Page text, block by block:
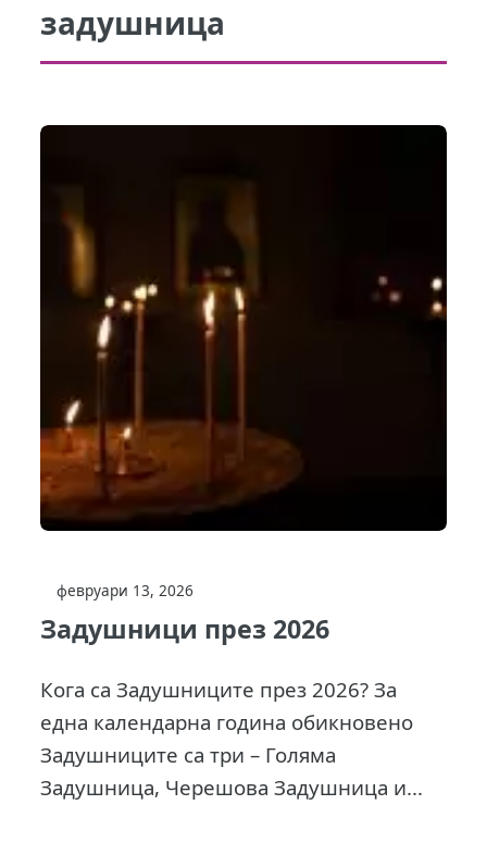
задушница
февруари 13, 2026
Задушници през 2026
Кога са Задушниците през 2026? За
една календарна година обикновено
Задушниците са три – Голяма
Задушница, Черешова Задушница и...